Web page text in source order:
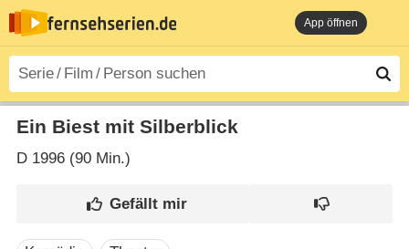
App öffnen
Ein Biest mit Silberblick
D1996 (90 Min.)